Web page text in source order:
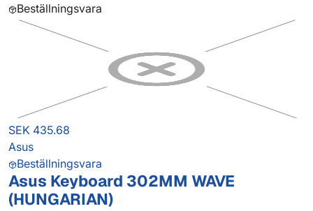
Beställningsvara
SEK 435.68
Asus
Beställningsvara
Asus Keyboard 302MM WAVE
(HUNGARIAN)